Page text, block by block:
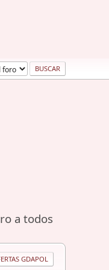
a todos
GDAPOL